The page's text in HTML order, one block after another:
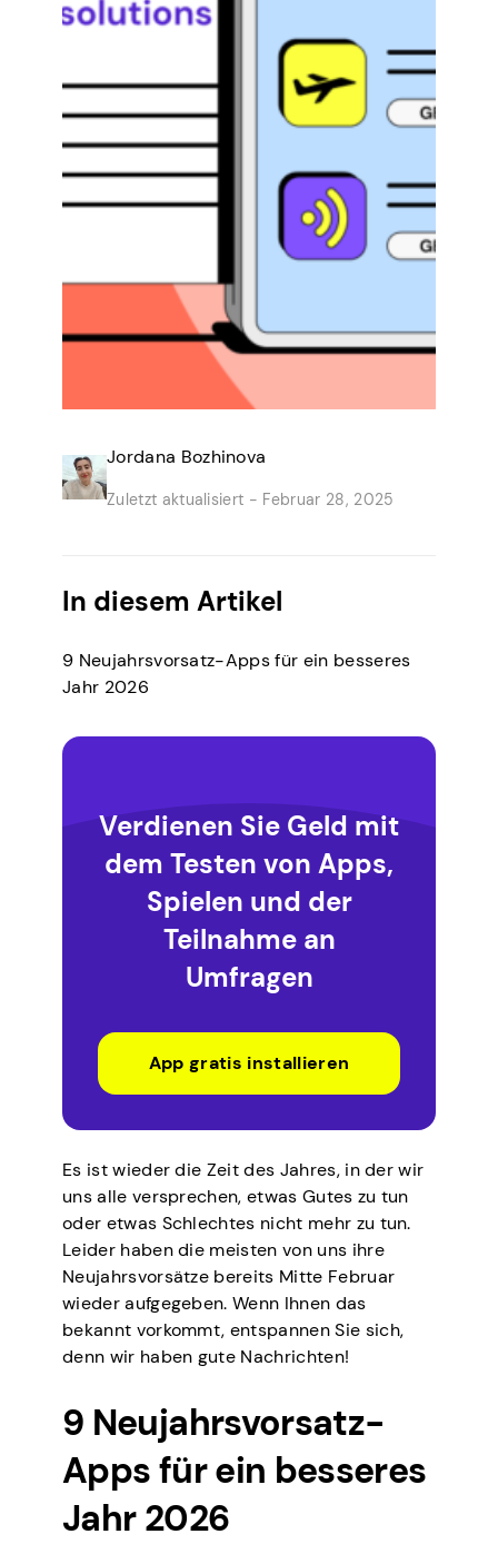
Jordana Bozhinova
Zuletzt aktualisiert - Februar 28, 2025
In diesem Artikel
9 Neujahrsvorsatz-Apps für ein besseres
Jahr 2026
Verdienen Sie Geld mit
dem Testen von Apps,
Spielen und der
Teilnahme an
Umfragen
App gratis installieren
Es ist wieder die Zeit des Jahres, in der wir
uns alle versprechen, etwas Gutes zu tun
oder etwas Schlechtes nicht mehr zu tun.
Leider haben die meisten von uns ihre
Neujahrsvorsätze bereits Mitte Februar
wieder aufgegeben. Wenn Ihnen das
bekannt vorkommt, entspannen Sie sich,
denn wir haben gute Nachrichten!
9 Neujahrsvorsatz-
Apps für ein besseres
Jahr 2026